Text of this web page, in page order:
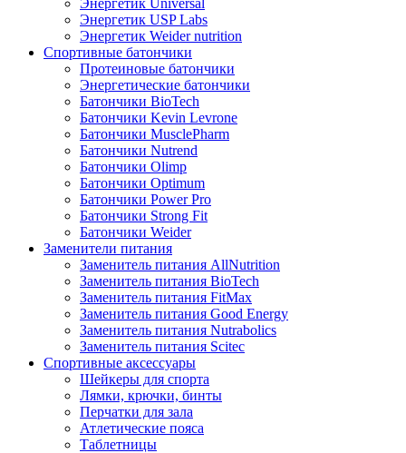
Энергетик USP Labs
Энергетик Weider nutrition
Спортивные батончики
Протеиновые батончики
Энергетические батончики
Батончики BioTech
Батончики Kevin Levrone
Батончики MusclePharm
Батончики Nutrend
Батончики Olimp
Батончики Optimum
Батончики Power Pro
Батончики Strong Fit
Батончики Weider
Заменители питания
Заменитель питания AllNutrition
Заменитель питания BioTech
Заменитель питания FitMax
Заменитель питания Good Energy
Заменитель питания Nutrabolics
Заменитель питания Scitec
Спортивные аксессуары
Шейкеры для спорта
Лямки, крючки, бинты
Перчатки для зала
Атлетические пояса
Таблетницы